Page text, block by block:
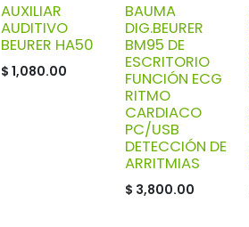
AUXILIAR
AUDITIVO
BEURER HA50
$ 1,080.00
BAUMA
DIG.BEURER
BM95 DE
ESCRITORIO
FUNCIÓN ECG
RITMO
CARDIACO
PC/USB
DETECCIÓN DE
ARRITMIAS
$ 3,800.00